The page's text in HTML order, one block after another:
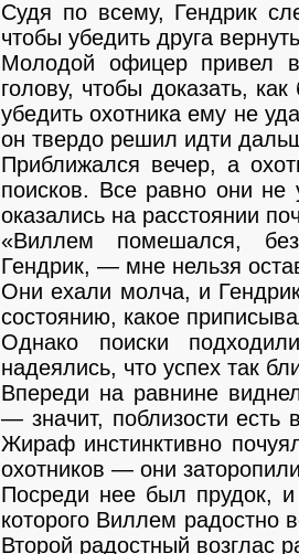
Судя по всему, Гендрик
чтобы убедить друга
Молодой офицер привел
голову, чтобы доказать,
убедить охотника ему не
он твердо решил идти
Приближался вечер, а
поисков. Все равно они
оказались на расстоянии
«Виллем помешался,
Гендрик, — мне нельзя
Они ехали молча, и
состоянию, какое
Однако поиски
надеялись, что успех так
Впереди на равнине
— значит, поблизости
Жираф инстинктивно
охотников — они
Посреди нее был прудок,
которого Виллем
Второй радостный возглас